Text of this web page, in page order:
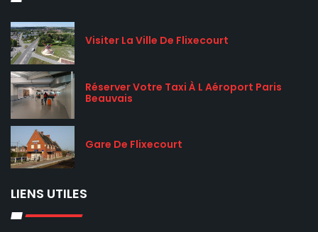
Visiter La Ville De Flixecourt
Réserver Votre Taxi À L Aéroport Paris
Beauvais
Gare De Flixecourt
LIENS UTILES